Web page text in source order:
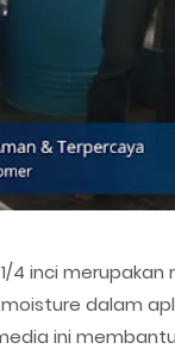
4 inci
dalam
ini